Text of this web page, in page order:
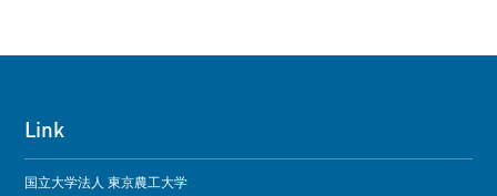
Link
国立大学法人 東京農工大学